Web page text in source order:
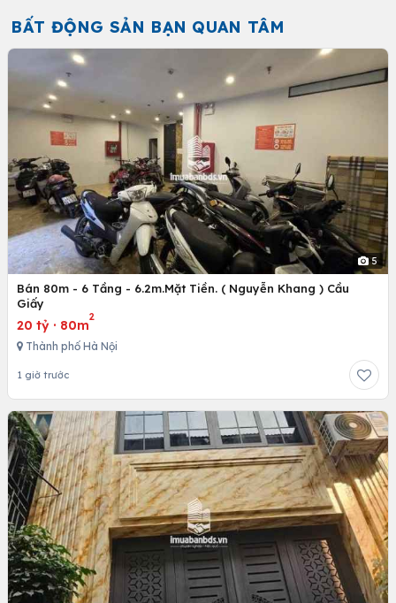
BẤT ĐỘNG SẢN BẠN QUAN TÂM
5
Bán 80m - 6 Tầng - 6.2m.Mặt Tiền. ( Nguyễn Khang ) Cầu
Giấy
20 tỷ · 80m
2
Thành phố Hà Nội
1 giờ trước